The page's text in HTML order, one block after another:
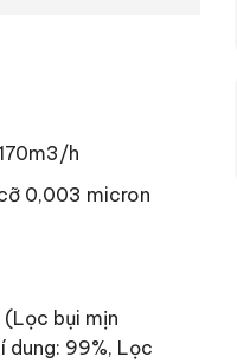
h
0,003 micron
(Lọc bụi mịn
dung: 99%, Lọc